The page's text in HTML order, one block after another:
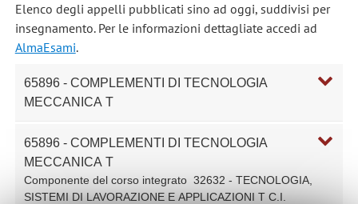
Elenco degli appelli pubblicati sino ad oggi, suddivisi per
insegnamento. Per le informazioni dettagliate accedi ad
AlmaEsami.
65896 - COMPLEMENTI DI TECNOLOGIA
MECCANICA T
65896 - COMPLEMENTI DI TECNOLOGIA
MECCANICA T
Componente del corso integrato32632 - TECNOLOGIA,
SISTEMI DI LAVORAZIONE E APPLICAZIONI T C.I.